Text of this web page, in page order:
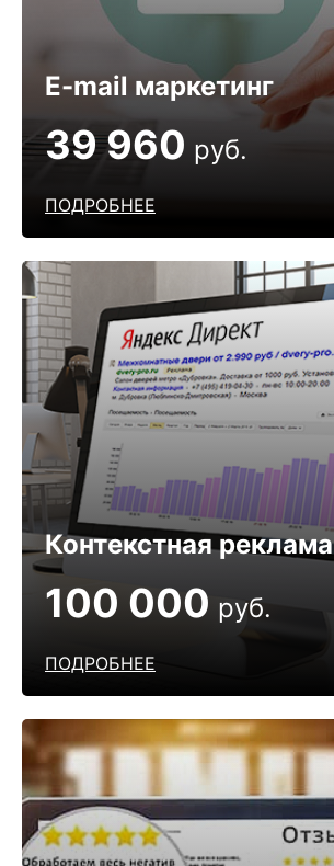
E-mail маркетинг
ПОДРОБНЕЕ
39 960 руб.
Контекстная реклама
ПОДРОБНЕЕ
100 000 руб.